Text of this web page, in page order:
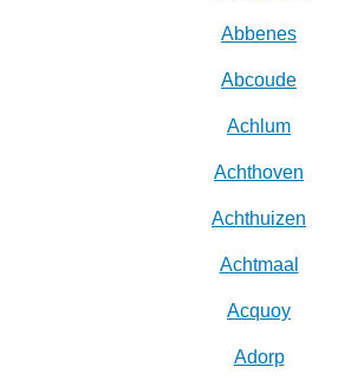
Abbenes
Abcoude
Achlum
Achthoven
Achthuizen
Achtmaal
Acquoy
Adorp